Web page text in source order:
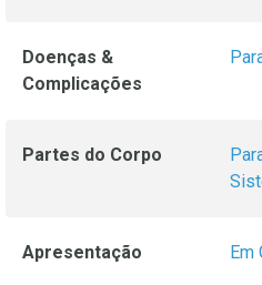
Doenças &
Complicações
Partes do Corpo
Apresentação Em